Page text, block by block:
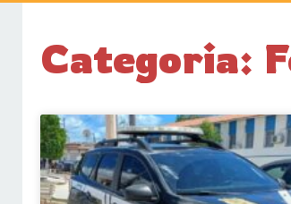
Categoria: